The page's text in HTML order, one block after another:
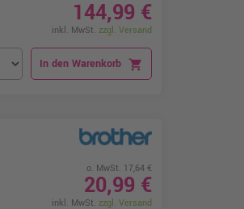
144,99 €
inkl. MwSt. zzgl. Versand
In den Warenkorb shopping_cart
o. MwSt. 17,64 €
20,99 €
inkl. MwSt. zzgl. Versand